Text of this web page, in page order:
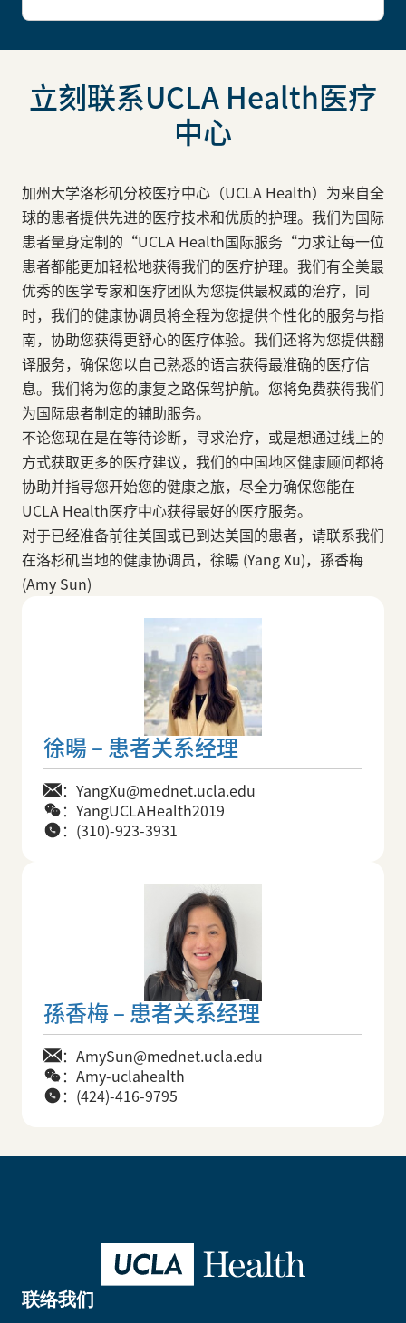
立刻联系UCLA Health医疗
中心
加州大学洛杉矶分校医疗中心（UCLA Health）为来自全
球的患者提供先进的医疗技术和优质的护理。我们为国际
患者量身定制的“UCLA Health国际服务“力求让每一位
患者都能更加轻松地获得我们的医疗护理。我们有全美最
优秀的医学专家和医疗团队为您提供最权威的治疗，同
时，我们的健康协调员将全程为您提供个性化的服务与指
南，协助您获得更舒心的医疗体验。我们还将为您提供翻
译服务，确保您以自己熟悉的语言获得最准确的医疗信
息。我们将为您的康复之路保驾护航。您将免费获得我们
为国际患者制定的辅助服务。
不论您现在是在等待诊断，寻求治疗，或是想通过线上的
方式获取更多的医疗建议，我们的中国地区健康顾问都将
协助并指导您开始您的健康之旅，尽全力确保您能在
UCLA Health医疗中心获得最好的医疗服务。
对于已经准备前往美国或已到达美国的患者，请联系我们
在洛杉矶当地的健康协调员，徐暘 (Yang Xu)，孫香梅
(Amy Sun)
徐暘 – 患者关系经理
：YangXu@mednet.ucla.edu
：YangUCLAHealth2019
：(310)-923-3931
孫香梅 – 患者关系经理
：AmySun@mednet.ucla.edu
：Amy-uclahealth
：(424)-416-9795
联络我们